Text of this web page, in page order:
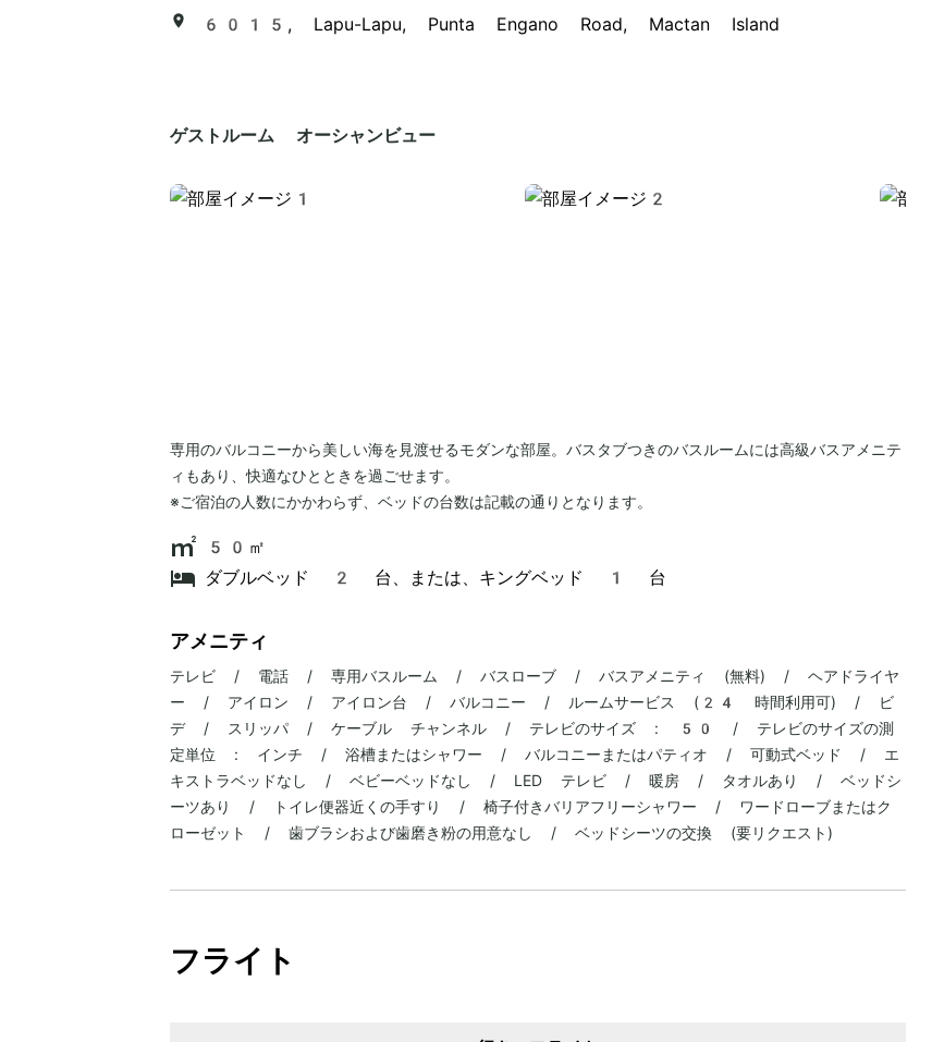
6015, Lapu-Lapu, Punta Engano Road, Mactan Island
ゲストルーム オーシャンビュー
専用のバルコニーから美しい海を見渡せるモダンな部屋。バスタブつきのバスルームには高級バスアメニテ
ィもあり、快適なひとときを過ごせます。
※ご宿泊の人数にかかわらず、ベッドの台数は記載の通りとなります。
50㎡
ダブルベッド 2 台、または、キングベッド 1 台
アメニティ
テレビ / 電話 / 専用バスルーム / バスローブ / バスアメニティ (無料) / ヘアドライヤ
ー / アイロン / アイロン台 / バルコニー / ルームサービス (24 時間利用可) / ビ
デ / スリッパ / ケーブル チャンネル / テレビのサイズ : 50 / テレビのサイズの測
定単位 : インチ / 浴槽またはシャワー / バルコニーまたはパティオ / 可動式ベッド / エ
キストラベッドなし / ベビーベッドなし / LED テレビ / 暖房 / タオルあり / ベッドシ
ーツあり / トイレ便器近くの手すり / 椅子付きバリアフリーシャワー / ワードローブまたはク
ローゼット / 歯ブラシおよび歯磨き粉の用意なし / ベッドシーツの交換 (要リクエスト)
フライト